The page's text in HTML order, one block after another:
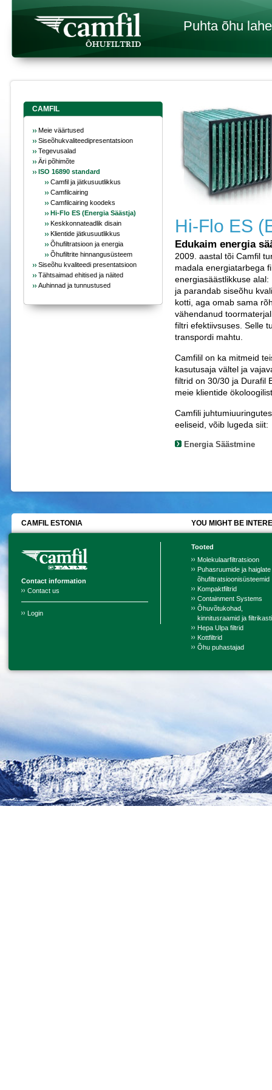
Puhta õhu
CAMFIL
Meie väärtused
Siseõhukvaliteedipresentatsioon
Tegevusalad
Äri põhimõte
ISO 16890 standard
Camfil ja jätkusuutlikkus
Camfilcairing
Camfilcairing koodeks
Hi-Flo ES (Energia Säästja)
Keskkonnateadlik disain
Klientide jätkusuutlikkus
Õhufiltratsioon ja energia
Õhufiltrite hinnangusüsteem
Siseõhu kvaliteedi presentatsioon
Tähtsaimad ehitised ja näited
Auhinnad ja tunnustused
Hi-Flo ES
Edukaim energia
2009. aastal tõi Camfil
madala energiatarbega
energiasäästlikkuse
ja parandab siseõhu
kotti, aga omab sama
vähendanud
filtri efektiivsuses. Selle
transpordi mahtu.
Camfilil on ka mitmeid
kasutusaja vältel ja
filtrid on 30/30 ja Durafil
meie klientide
Camfili
eeliseid, võib lugeda siit:
Energia Säästmine
CAMFIL ESTONIA
Contact information
Contact us
Login
YOU MIGHT BE
Tooted
Molekulaarfiltratsioon
Puhasruumide ja haiglate
õhufiltratsioonisüsteemid
Kompaktfiltrid
Containment Systems
Õhuvõtukohad,
kinnitusraamid ja
Hepa Ulpa filtrid
Kottfiltrid
Õhu puhastajad